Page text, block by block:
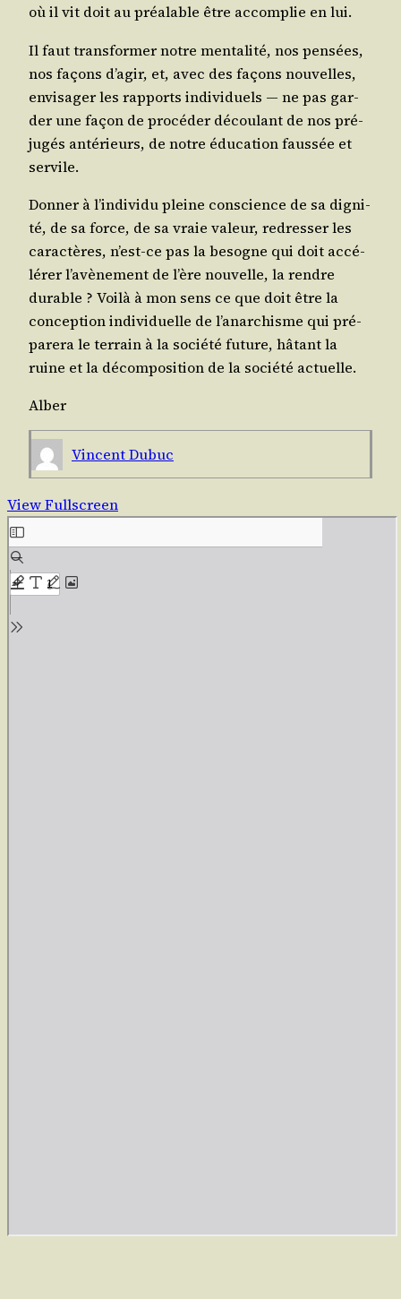
où il vit doit au préa­lable être accom­plie en lui.
Il faut trans­for­mer notre men­ta­li­té, nos pen­sées,
nos façons d’a­gir, et, avec des façons nou­velles,
envi­sa­ger les rap­ports indi­vi­duels ― ne pas gar­
der une façon de pro­cé­der décou­lant de nos pré­
ju­gés anté­rieurs, de notre édu­ca­tion faus­sée et
servile.
Don­ner à l’in­di­vi­du pleine conscience de sa digni­
té, de sa force, de sa vraie valeur, redres­ser les
carac­tères, n’est-ce pas la besogne qui doit accé­
lé­rer l’a­vè­ne­ment de l’ère nou­velle, la rendre
durable ? Voi­là à mon sens ce que doit être la
concep­tion indi­vi­duelle de l’a­nar­chisme qui pré­
pa­re­ra le ter­rain à la socié­té future, hâtant la
ruine et la décom­po­si­tion de la socié­té actuelle.
Alber
Vincent Dubuc
View Fullscreen